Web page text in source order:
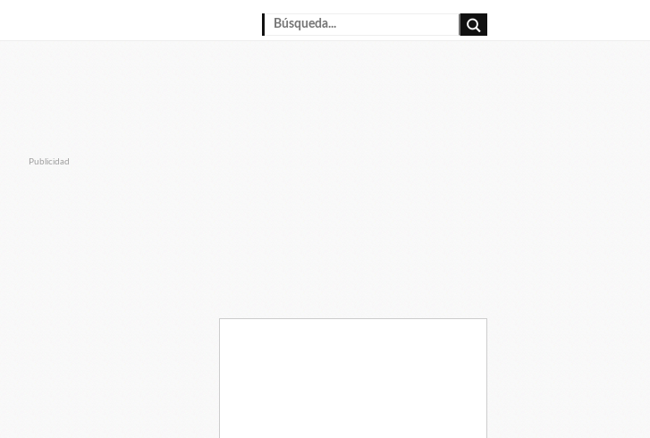
Publicidad